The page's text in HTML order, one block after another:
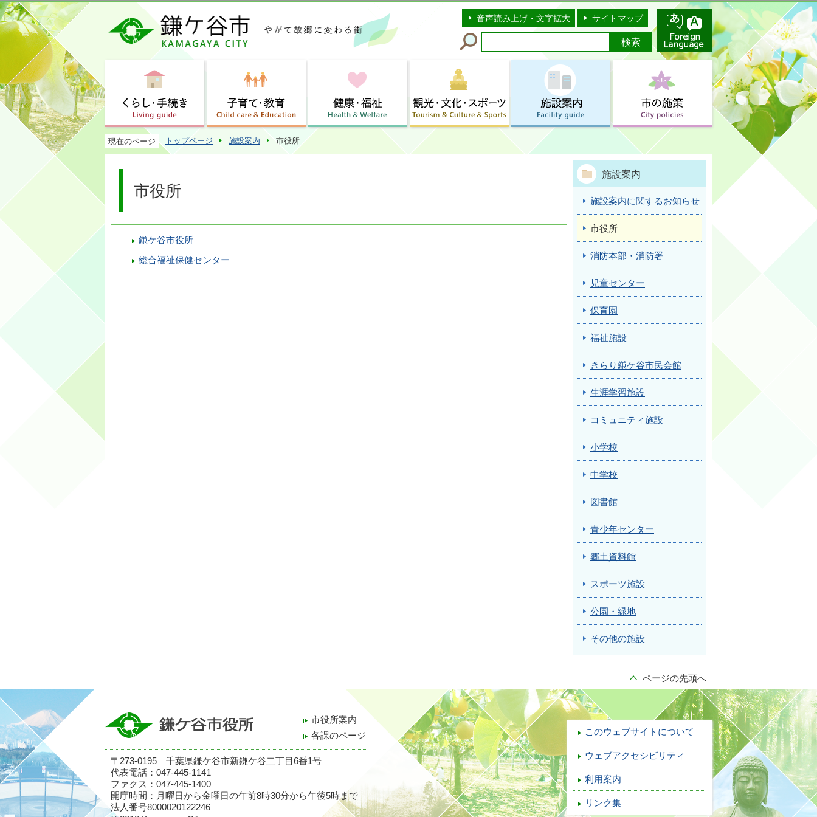
このページの本文へ移動
音声読み上げ・文字拡大 サイトマップ
現在のページ トップページ 施設案内 市役所
市役所
鎌ケ谷市役所
総合福祉保健センター
施設案内
施設案内に関するお知らせ
市役所
消防本部・消防署
児童センター
保育園
福祉施設
きらり鎌ケ谷市民会館
生涯学習施設
コミュニティ施設
小学校
中学校
図書館
青少年センター
郷土資料館
スポーツ施設
公園・緑地
その他の施設
ページの先頭へ
市役所案内
各課のページ
〒273-0195 千葉県鎌ケ谷市新鎌ケ谷二丁目6番1号
代表電話：047-445-1141
ファクス：047-445-1400
開庁時間：月曜日から金曜日の午前8時30分から午後5時まで
法人番号8000020122246
このウェブサイトについて
ウェブアクセシビリティ
利用案内
リンク集